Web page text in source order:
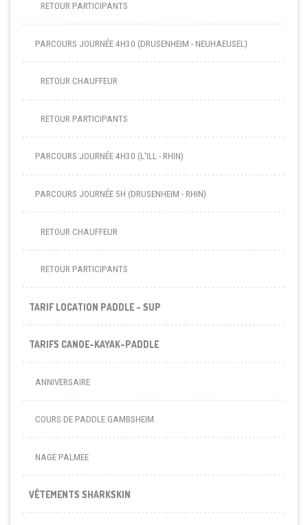
RETOUR PARTICIPANTS
PARCOURS JOURNÉE 4H30 (DRUSENHEIM - NEUHAEUSEL)
RETOUR CHAUFFEUR
RETOUR PARTICIPANTS
PARCOURS JOURNÉE 4H30 (L'ILL - RHIN)
PARCOURS JOURNÉE 5H (DRUSENHEIM - RHIN)
RETOUR CHAUFFEUR
RETOUR PARTICIPANTS
TARIF LOCATION PADDLE - SUP
TARIFS CANOE-KAYAK-PADDLE
ANNIVERSAIRE
COURS DE PADDLE GAMBSHEIM
NAGE PALMEE
VÊTEMENTS SHARKSKIN